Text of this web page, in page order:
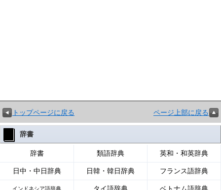
トップページに戻る ページ上部に戻る
辞書
辞書 類語辞典 英和・和英辞典
日中・中日辞典 日韓・韓日辞典 フランス語辞典
インドネシア語辞典